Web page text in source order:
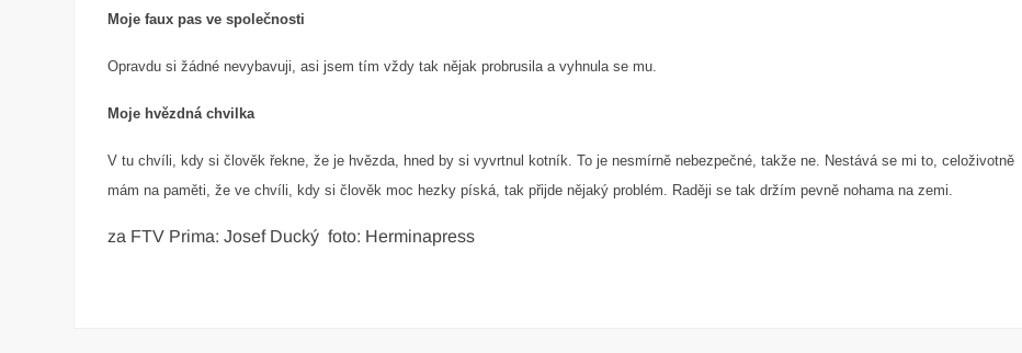
Moje faux pas ve společnosti
Opravdu si žádné nevybavuji, asi jsem tím vždy tak nějak probrusila a vyhnula se mu.
Moje hvězdná chvilka
V tu chvíli, kdy si člověk řekne, že je hvězda, hned by si vyvrtnul kotník. To je nesmírně nebezpečné, takže ne. Nestává se mi to, celoživotně
mám na paměti, že ve chvíli, kdy si člověk moc hezky píská, tak přijde nějaký problém. Raději se tak držím pevně nohama na zemi.
za FTV Prima: Josef Ducký foto: Herminapress